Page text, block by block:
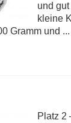
und
kleine
Gramm und ...
Platz 2